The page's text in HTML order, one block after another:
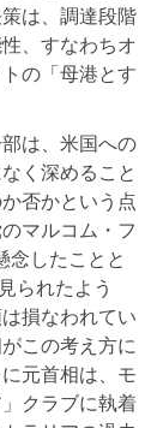
は、調達段階
、すなわちオ
の「母港とす
は、米国への
く深めること
否かという点
マルコム・フ
念したことと
られたよう
損なわれてい
この考え方に
元首相は、モ
クラブに執着